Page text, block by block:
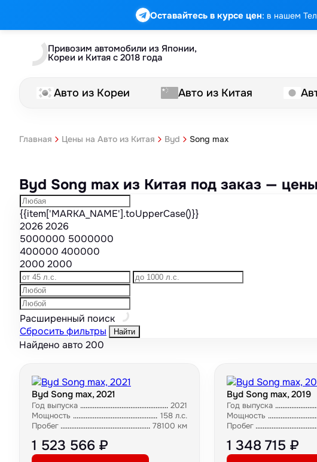
Оставайтесь в курсе цен: в нашем
Привозим автомобили из Японии,
Кореи и Китая с 2018 года
Авто из Кореи Авто из Китая
Главная Цены на Авто из Китая Byd Song max
Byd Song max из Китая под заказ —
{{item['MARKA_NAME'].toUpperCase()}}
2026 2026
5000000 5000000
400000 400000
2000 2000
Расширенный поиск
Сбросить фильтры
Найти
Найдено авто 200
Byd Song max, 2021
Год выпуска
2021
Мощность
158 л.с.
Пробег
78100 км
1 523 566 ₽
Byd Song max, 2019
Год выпуска
Мощность
Пробег
1 348 715 ₽